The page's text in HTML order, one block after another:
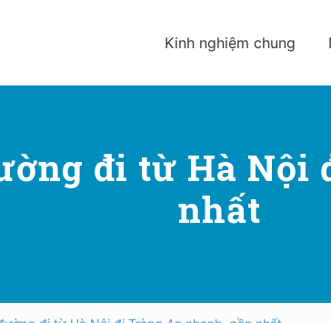
Kinh nghiệm chung
đi từ Hà
nhất